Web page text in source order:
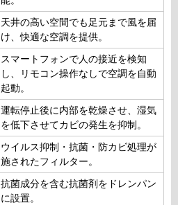
天井の高い空間でも足元まで風を届
け、快適な空調を提供。
スマートフォンで人の接近を検知
し、リモコン操作なしで空調を自動
起動。
運転停止後に内部を乾燥させ、湿気
を低下させてカビの発生を抑制。
ウイルス抑制・抗菌・防カビ処理が
施されたフィルター。
抗菌成分を含む抗菌剤をドレンパン
に設置。